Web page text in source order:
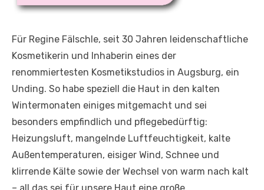
Für Regine Fälschle, seit 30 Jahren leidenschaftliche
Kosmetikerin und Inhaberin eines der
renommiertesten Kosmetikstudios in Augsburg, ein
Unding. So habe speziell die Haut in den kalten
Wintermonaten einiges mitgemacht und sei
besonders empfindlich und pflegebedürftig:
Heizungsluft, mangelnde Luftfeuchtigkeit, kalte
Außentemperaturen, eisiger Wind, Schnee und
klirrende Kälte sowie der Wechsel von warm nach kalt